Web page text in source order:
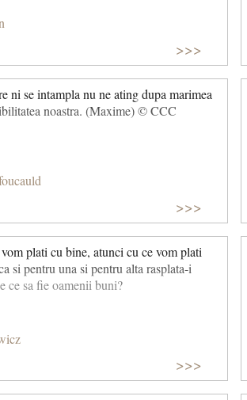
>>>
ni se intampla nu ne ating dupa marimea
noastra. (Maxime) © CCC
>>>
plati cu bine, atunci cu ce vom plati
si pentru una si pentru alta rasplata-i
ce sa fie oamenii buni?
>>>